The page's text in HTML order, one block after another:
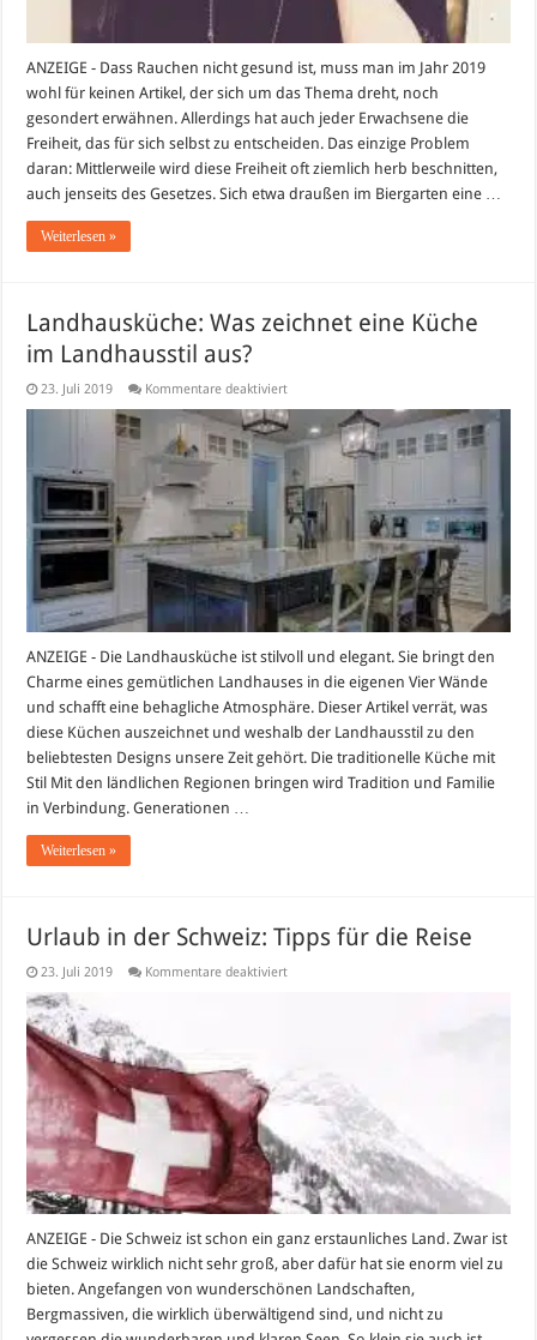
ANZEIGE - Dass Rauchen nicht gesund ist, muss man im Jahr 2019
wohl für keinen Artikel, der sich um das Thema dreht, noch
gesondert erwähnen. Allerdings hat auch jeder Erwachsene die
Freiheit, das für sich selbst zu entscheiden. Das einzige Problem
daran: Mittlerweile wird diese Freiheit oft ziemlich herb beschnitten,
auch jenseits des Gesetzes. Sich etwa draußen im Biergarten eine …
Weiterlesen »
Landhausküche: Was zeichnet eine Küche
im Landhausstil aus?
23. Juli 2019 Kommentare deaktiviertfür
Was
zeichnet
eine
Küche
im
Landhausstil
aus?
ANZEIGE - Die Landhausküche ist stilvoll und elegant. Sie bringt den
Charme eines gemütlichen Landhauses in die eigenen Vier Wände
und schafft eine behagliche Atmosphäre. Dieser Artikel verrät, was
diese Küchen auszeichnet und weshalb der Landhausstil zu den
beliebtesten Designs unsere Zeit gehört. Die traditionelle Küche mit
Stil Mit den ländlichen Regionen bringen wird Tradition und Familie
in Verbindung. Generationen …
Weiterlesen »
Urlaub in der Schweiz: Tipps für die Reise
23. Juli 2019 Kommentare deaktiviertfür
die
Reise
ANZEIGE - Die Schweiz ist schon ein ganz erstaunliches Land. Zwar ist
die Schweiz wirklich nicht sehr groß, aber dafür hat sie enorm viel zu
bieten. Angefangen von wunderschönen Landschaften,
Bergmassiven, die wirklich überwältigend sind, und nicht zu